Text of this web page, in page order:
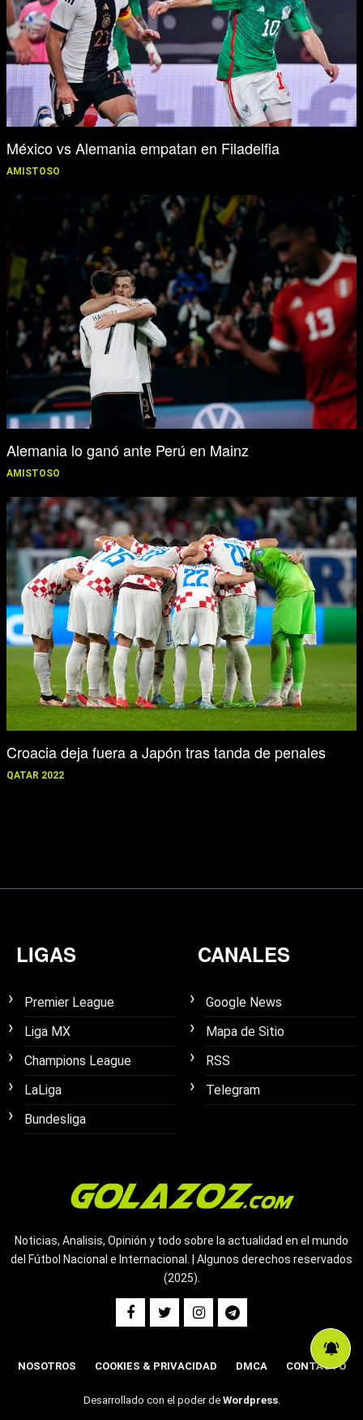
México vs Alemania empatan en Filadelfia
AMISTOSO
Alemania lo ganó ante Perú en Mainz
AMISTOSO
Croacia deja fuera a Japón tras tanda de penales
QATAR 2022
LIGAS
Premier League
Liga MX
Champions League
LaLiga
Bundesliga
CANALES
Google News
Mapa de Sitio
RSS
Telegram
Noticias, Analisis, Opinión y todo sobre la actualidad en el mundo
del Fútbol Nacional e Internacional. | Algunos derechos reservados
(2025).
NOSOTROS COOKIES & PRIVACIDAD DMCA CONTACTO
Desarrollado con el poder de Wordpress.